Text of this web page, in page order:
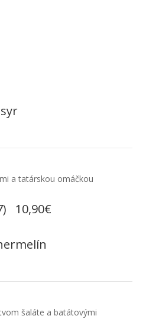
a tatárskou omáčkou
10,90€
šaláte a batátovými